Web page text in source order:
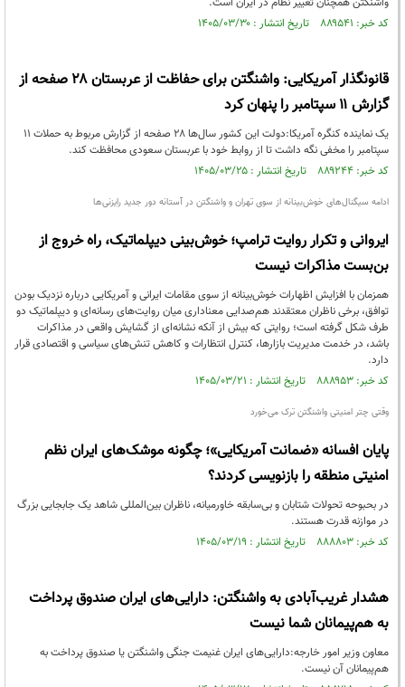
کد خبر: ۸۸۹۵۴۱ تاریخ انتشار : ۱۴۰۵/۰۳/۳۰
قانونگذار آمریکایی: واشنگتن برای حفاظت از عربستان ۲۸ صفحه از
گزارش ۱۱ سپتامبر را پنهان کرد
یک نماینده کنگره آمریکا:دولت این کشور سال‌ها ۲۸ صفحه از گزارش مربوط به حملات ۱۱
سپتامبر را مخفی نگه داشت تا از روابط خود با عربستان سعودی محافظت کند.
کد خبر: ۸۸۹۲۴۴ تاریخ انتشار : ۱۴۰۵/۰۳/۲۵
ادامه سیگنال‌های خوش‌بینانه از سوی تهران و واشنگتن در آستانه دور جدید رایزنی‌ها
ایروانی و تکرار روایت ترامپ؛ خوش‌بینی دیپلماتیک، راه خروج از
بن‌بست مذاکرات نیست
همزمان با افزایش اظهارات خوش‌بینانه از سوی مقامات ایرانی و آمریکایی درباره نزدیک بودن
توافق، برخی ناظران معتقدند هم‌صدایی معناداری میان روایت‌های رسانه‌ای و دیپلماتیک دو
طرف شکل گرفته است؛ روایتی که بیش از آنکه نشانه‌ای از گشایش واقعی در مذاکرات
باشد، در خدمت مدیریت بازارها، کنترل انتظارات و کاهش تنش‌های سیاسی و اقتصادی قرار
دارد.
کد خبر: ۸۸۸۹۵۳ تاریخ انتشار : ۱۴۰۵/۰۳/۲۱
وقتی چتر امنیتی واشنگتن ترک می‌خورد
پایان افسانه «ضمانت آمریکایی»؛ چگونه موشک‌های ایران نظم
امنیتی منطقه را بازنویسی کردند؟
در بحبوحه تحولات شتابان و بی‌سابقه خاورمیانه، ناظران بین‌المللی شاهد یک جابجایی بزرگ
در موازنه قدرت هستند.
کد خبر: ۸۸۸۸۰۳ تاریخ انتشار : ۱۴۰۵/۰۳/۱۹
هشدار غریب‌آبادی به واشنگتن: دارایی‌های ایران صندوق پرداخت
به هم‌پیمانان شما نیست
معاون وزیر امور خارجه:دارایی‌های ایران غنیمت جنگی واشنگتن یا صندوق پرداخت به
هم‌پیمانان آن نیست.